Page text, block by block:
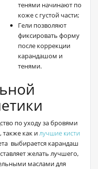
тенями начинают по
коже с густой части;
Гели позволяют
фиксировать форму
после коррекции
карандашом и
тенями.
по уходу за бровями
как илучшие кисти
выбирается карандаш
желать лучшего,
маслами для